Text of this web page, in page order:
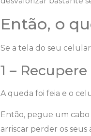
Então, o
Se a tela do seu
1 –
A queda foi feia e o
Então, pegue um cabo
arriscar perder os seus